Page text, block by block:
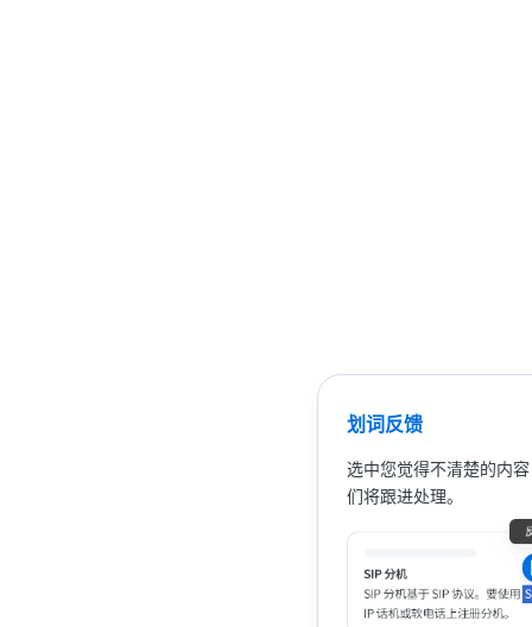
划词反馈
选中您觉得不清楚的内
们将跟进处理。